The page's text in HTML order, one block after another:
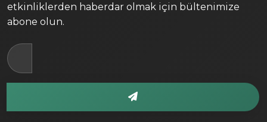
etkinliklerden haberdar olmak için bültenimize
abone olun.